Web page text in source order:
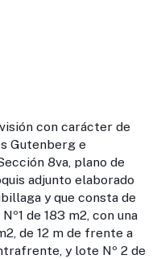
con carácter de
Gutenberg e
8va, plano de
adjunto elaborado
y que consta de
de 183 m2, con una
de 12 m de frente a
y lote Nº 2 de